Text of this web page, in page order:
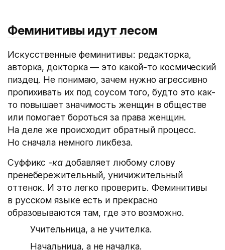
Феминитивы идут лесом
Искусственные феминитивы: редакторка,
авторка, докторка — это какой-то космический
пиздец. Не понимаю, зачем нужно агрессивно
пропихивать их под соусом того, будто это как-
то повышает значимость женщин в обществе
или помогает бороться за права женщин.
На деле же происходит обратный процесс.
Но сначала немного ликбеза.
Суффикс -ка добавляет любому слову
пренебережительный, уничижительный
оттенок. И это легко проверить. Феминитивы
в русском языке есть и прекрасно
образовываются там, где это возможно.
Учительница, а не учителка.
Начальница, а не началка.